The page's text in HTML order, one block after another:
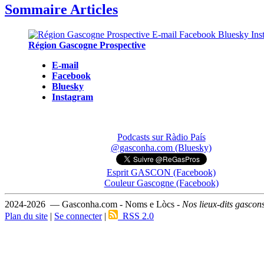
Sommaire Articles
Région Gascogne Prospective
E-mail
Facebook
Bluesky
Instagram
Podcasts sur Ràdio País
@gasconha.com (Bluesky)
Esprit GASCON (Facebook)
Couleur Gascogne (Facebook)
2024-2026 — Gasconha.com - Noms e Lòcs - Nos lieux-dits
Plan du site | Se connecter| RSS 2.0